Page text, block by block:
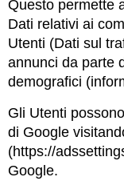
Questo permette
Dati relativi ai
Utenti (Dati sul
annunci da parte
demografici
Gli Utenti
di Google
(https://
Google.